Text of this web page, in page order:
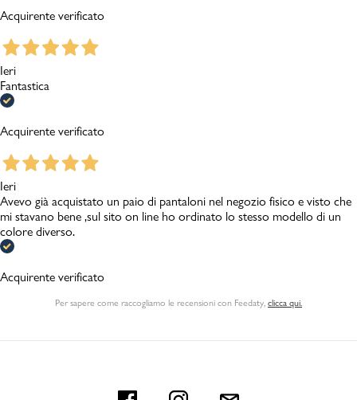
Acquirente verificato
Ieri
Fantastica
Acquirente verificato
Ieri
Avevo già acquistato un paio di pantaloni nel negozio fisico e visto che
mi stavano bene ,sul sito on line ho ordinato lo stesso modello di un
colore diverso.
Acquirente verificato
Per sapere come raccogliamo le recensioni con Feedaty clicca qui.